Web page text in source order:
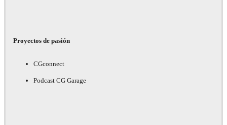
Proyectos de pasión
CGconnect
Podcast CG Garage